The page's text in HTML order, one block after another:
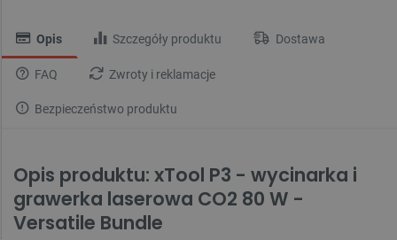
Opis Szczegóły produktu Dostawa
FAQ Zwroty i reklamacje
Bezpieczeństwo produktu
Opis produktu: xTool P3 - wycinarka i
grawerka laserowa CO2 80 W -
Versatile Bundle